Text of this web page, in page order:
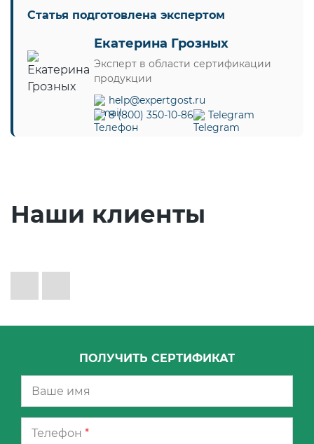
Статья подготовлена экспертом
Екатерина Грозных
Эксперт в области сертификации
продукции
help@expertgost.ru
8 (800) 350-10-86
Telegram
Наши клиенты
ПОЛУЧИТЬ СЕРТИФИКАТ
Телефон *